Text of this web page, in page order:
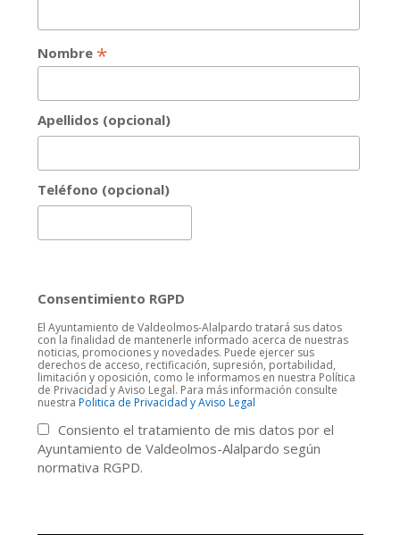
Nombre *
Apellidos (opcional)
Teléfono (opcional)
Consentimiento RGPD
El Ayuntamiento de Valdeolmos-Alalpardo tratará sus datos
con la finalidad de mantenerle informado acerca de nuestras
noticias, promociones y novedades. Puede ejercer sus
derechos de acceso, rectificación, supresión, portabilidad,
limitación y oposición, como le informamos en nuestra Política
de Privacidad y Aviso Legal. Para más información consulte
nuestra Politica de Privacidad y Aviso Legal
Consiento el tratamiento de mis datos por el
Ayuntamiento de Valdeolmos-Alalpardo según
normativa RGPD.